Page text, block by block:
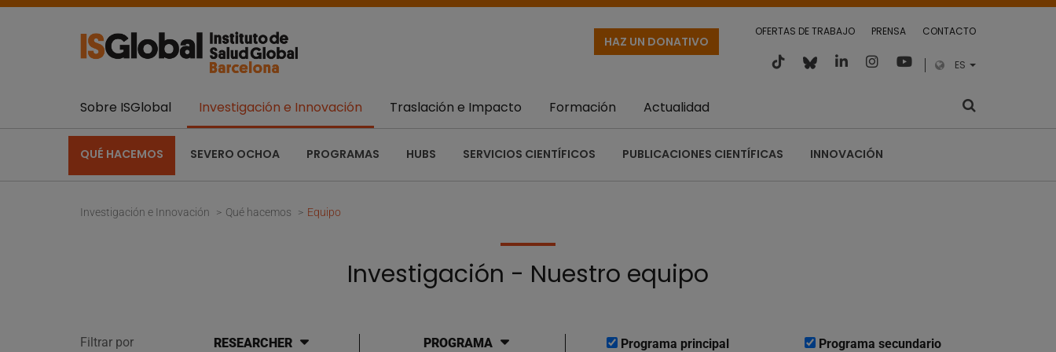
OFERTAS DE TRABAJO PRENSA CONTACTO
ES
HAZ UN DONATIVO
Sobre ISGlobal Investigación e Innovación
QUÉ HACEMOS SEVERO OCHOA PROGRAMAS HUBS SERVICIOS CIENTÍFICOS PUBLICACIONES CIENTÍFICAS INNOVACIÓN
Traslación e Impacto Formación Actualidad
Investigación e Innovación Qué hacemos Equipo
Investigación - Nuestro equipo
Filtrar por RESEARCHER PROGRAMA Programa principal Programa secundario